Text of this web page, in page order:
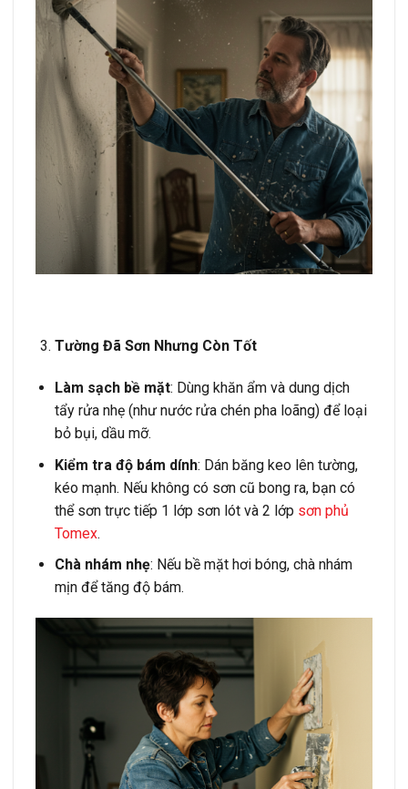
Tường Đã Sơn Nhưng Còn Tốt
Làm sạch bề mặt: Dùng khăn ẩm và dung dịch
tẩy rửa nhẹ (như nước rửa chén pha loãng) để loại
bỏ bụi, dầu mỡ.
Kiểm tra độ bám dính: Dán băng keo lên tường,
kéo mạnh. Nếu không có sơn cũ bong ra, bạn có
thể sơn trực tiếp 1 lớp sơn lót và 2 lớp sơn phủ
Tomex.
Chà nhám nhẹ: Nếu bề mặt hơi bóng, chà nhám
mịn để tăng độ bám.